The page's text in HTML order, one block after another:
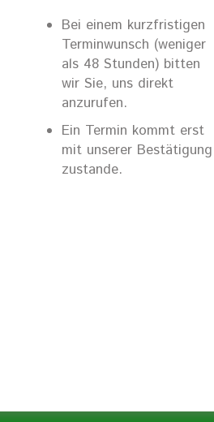
Bei einem kurzfristigen
Terminwunsch (weniger
als 48 Stunden) bitten
wir Sie, uns direkt
anzurufen.
Ein Termin kommt erst
mit unserer Bestätigung
zustande.